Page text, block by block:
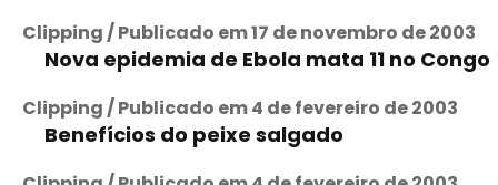
Clipping / Publicado em 17 de novembro de 2003
Nova epidemia de Ebola mata 11 no Congo
Clipping / Publicado em 4 de fevereiro de 2003
Benefícios do peixe salgado